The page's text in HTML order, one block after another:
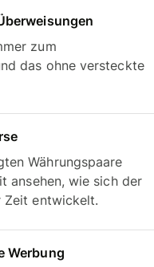
zum
das ohne versteckte
Währungspaare
ansehen, wie sich der
Zeit entwickelt.
Werbung